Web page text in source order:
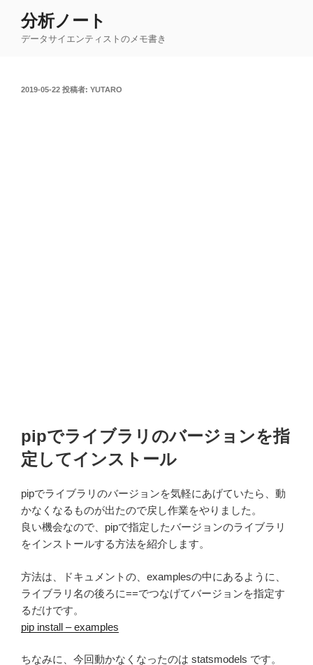
分析ノート
データサイエンティストのメモ書き
投
2019-05-22 投稿者: YUTARO
pipでライブラリのバージョンを指
定してインストール
pipでライブラリのバージョンを気軽にあげていたら、動
かなくなるものが出たので戻し作業をやりました。
良い機会なので、pipで指定したバージョンのライブラリ
をインストールする方法を紹介します。
方法は、ドキュメントの、examplesの中にあるように、
ライブラリ名の後ろに==でつなげてバージョンを指定す
るだけです。
pip install – examples
ちなみに、今回動かなくなったのは statsmodels です。